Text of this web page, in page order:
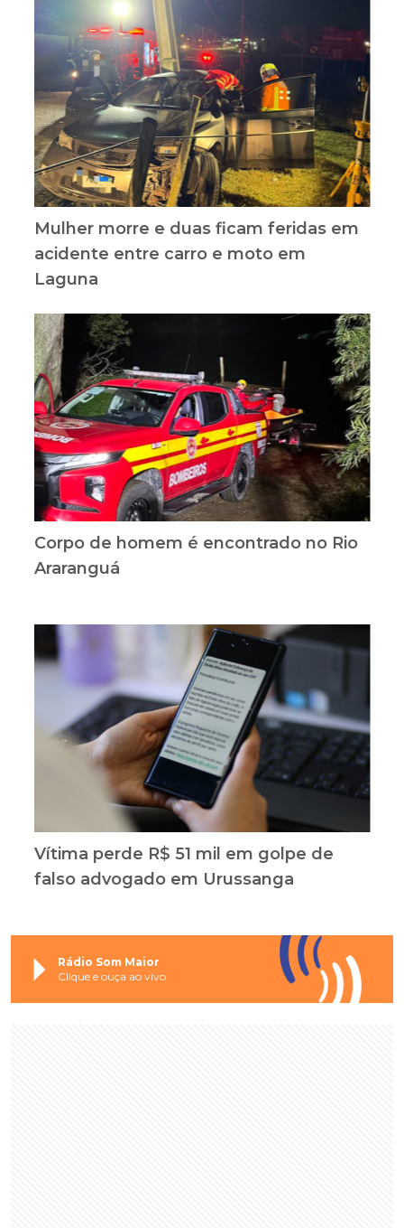
Mulher morre e duas ficam feridas em
acidente entre carro e moto em
Laguna
Corpo de homem é encontrado no Rio
Araranguá
Vítima perde R$ 51 mil em golpe de
falso advogado em Urussanga
Rádio Som Maior
Clique e ouça ao vivo